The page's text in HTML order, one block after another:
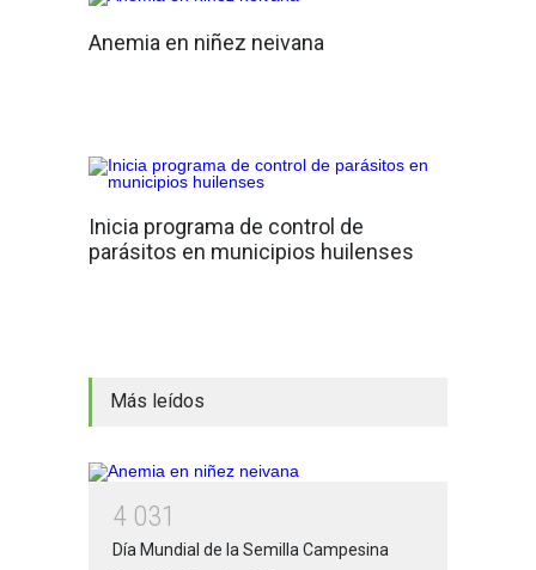
Anemia en niñez neivana
Inicia programa de control de
parásitos en municipios huilenses
Más leídos
4 031
Día Mundial de la Semilla Campesina